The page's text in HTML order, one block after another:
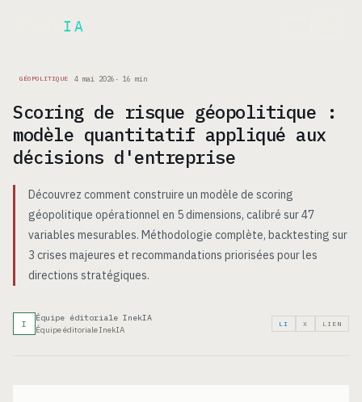
IA
GÉOPOLITIQUE 4 mai 2026 · 16 min
Scoring de risque géopolitique :
modèle quantitatif appliqué aux
décisions d'entreprise
Découvrez comment construire un modèle de scoring
géopolitique opérationnel en 5 dimensions, calibré sur 47
variables mesurables. Méthodologie complète, backtesting sur
3 crises majeures et recommandations priorisées pour les
directions stratégiques.
I
Équipe éditoriale InekIA
Équipe éditoriale InekIA
LI X LIEN